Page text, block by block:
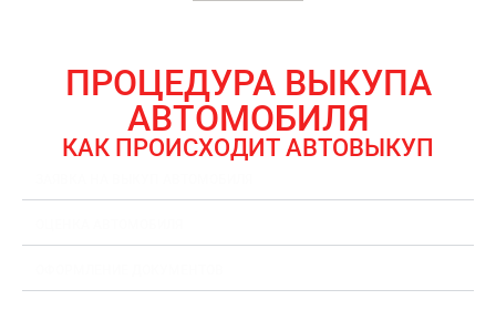
ПРОЦЕДУРА ВЫКУПА
АВТОМОБИЛЯ
КАК ПРОИСХОДИТ АВТОВЫКУП